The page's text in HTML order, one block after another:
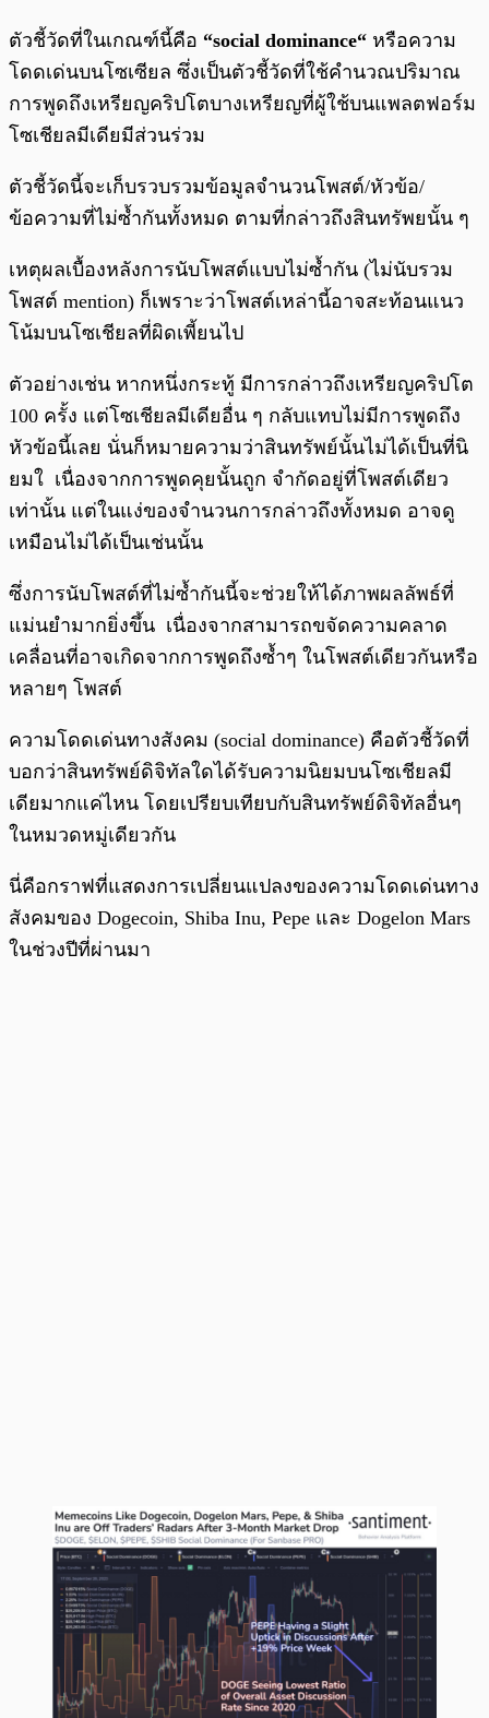
ตัวชี้วัดที่ในเกณฑ์นี้คือ “social dominance“ หรือความ
โดดเด่นบนโซเซียล ซึ่งเป็นตัวชี้วัดที่ใช้คำนวณปริมาณ
การพูดถึงเหรียญคริปโตบางเหรียญที่ผู้ใช้บนแพลตฟอร์ม
โซเชียลมีเดียมีส่วนร่วม
ตัวชี้วัดนี้จะเก็บรวบรวมข้อมูลจำนวนโพสต์/หัวข้อ/
ข้อความที่ไม่ซ้ำกันทั้งหมด ตามที่กล่าวถึงสินทรัพยนั้น ๆ
เหตุผลเบื้องหลังการนับโพสต์แบบไม่ซ้ำกัน (ไม่นับรวม
โพสต์ mention) ก็เพราะว่าโพสต์เหล่านี้อาจสะท้อนแนว
โน้มบนโซเชียลที่ผิดเพี้ยนไป
ตัวอย่างเช่น หากหนึ่งกระทู้ มีการกล่าวถึงเหรียญคริปโต
100 ครั้ง แต่โซเชียลมีเดียอื่น ๆ กลับแทบไม่มีการพูดถึง
หัวข้อนี้เลย นั่นก็หมายความว่าสินทรัพย์นั้นไม่ได้เป็นที่นิ
ยมใ เนื่องจากการพูดคุยนั้นถูก จำกัดอยู่ที่โพสต์เดียว
เท่านั้น แต่ในแง่ของจำนวนการกล่าวถึงทั้งหมด อาจดู
เหมือนไม่ได้เป็นเช่นนั้น
ซึ่งการนับโพสต์ที่ไม่ซ้ำกันนี้จะช่วยให้ได้ภาพผลลัพธ์ที่
แม่นยำมากยิ่งขึ้น เนื่องจากสามารถขจัดความคลาด
เคลื่อนที่อาจเกิดจากการพูดถึงซ้ำๆ ในโพสต์เดียวกันหรือ
หลายๆ โพสต์
ความโดดเด่นทางสังคม (social dominance) คือตัวชี้วัดที่
บอกว่าสินทรัพย์ดิจิทัลใดได้รับความนิยมบนโซเชียลมี
เดียมากแค่ไหน โดยเปรียบเทียบกับสินทรัพย์ดิจิทัลอื่นๆ
ในหมวดหมู่เดียวกัน
นี่คือกราฟที่แสดงการเปลี่ยนแปลงของความโดดเด่นทาง
สังคมของ Dogecoin, Shiba Inu, Pepe และ Dogelon Mars
ในช่วงปีที่ผ่านมา